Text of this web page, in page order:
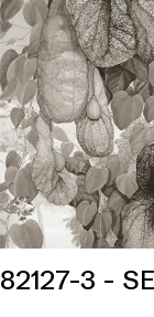
82127-3 -